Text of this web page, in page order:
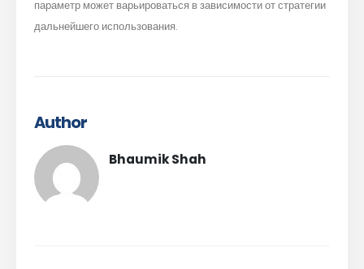
параметр может варьироваться в зависимости от стратегии
дальнейшего использования.
Author
Bhaumik Shah